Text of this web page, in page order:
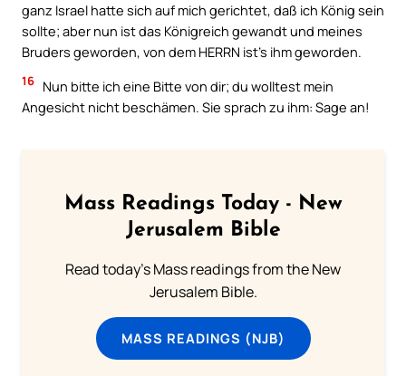
ganz Israel hatte sich auf mich gerichtet, daß ich König sein
sollte; aber nun ist das Königreich gewandt und meines
Bruders geworden, von dem HERRN ist’s ihm geworden.
16 Nun bitte ich eine Bitte von dir; du wolltest mein
Angesicht nicht beschämen. Sie sprach zu ihm: Sage an!
Mass Readings Today - New
Jerusalem Bible
Read today's Mass readings from the New
Jerusalem Bible.
MASS READINGS (NJB)